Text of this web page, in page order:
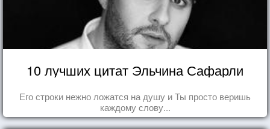
10 лучших цитат Эльчина Сафарли
Его строки нежно ложатся на душу и Ты просто веришь
каждому слову...